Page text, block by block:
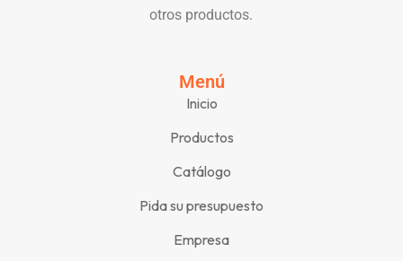
otros productos.
Menú
Inicio
Productos
Catálogo
Pida su presupuesto
Empresa